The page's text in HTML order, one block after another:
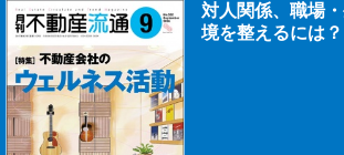
対人関係、職場
境を整えるには？